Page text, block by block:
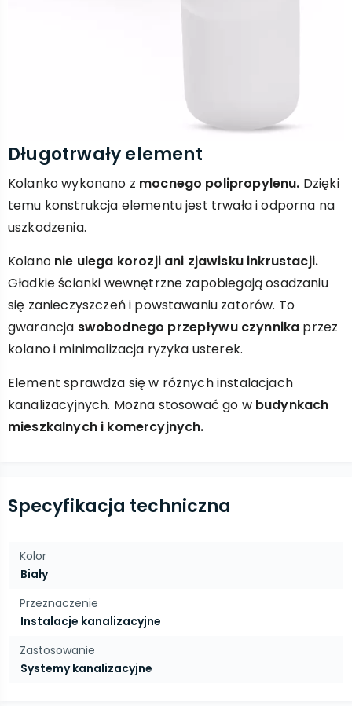
Długotrwały element
Kolanko wykonano z mocnego polipropylenu. Dzięki
temu konstrukcja elementu jest trwała i odporna na
uszkodzenia.
Kolano nie ulega korozji ani zjawisku inkrustacji.
Gładkie ścianki wewnętrzne zapobiegają osadzaniu
się zanieczyszczeń i powstawaniu zatorów. To
gwarancja swobodnego przepływu czynnika przez
kolano i minimalizacja ryzyka usterek.
Element sprawdza się w różnych instalacjach
kanalizacyjnych. Można stosować go w budynkach
mieszkalnych i komercyjnych.
Specyfikacja techniczna
Kolor
Biały
Przeznaczenie
Instalacje kanalizacyjne
Zastosowanie
Systemy kanalizacyjne